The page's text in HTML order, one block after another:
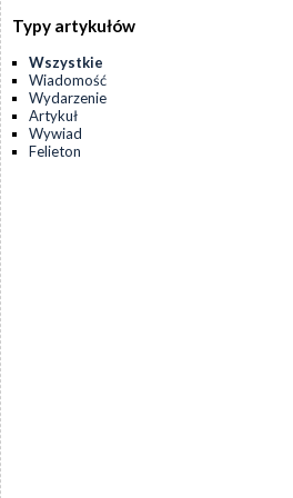
Typy artykułów
Wszystkie
Wiadomość
Wydarzenie
Artykuł
Wywiad
Felieton